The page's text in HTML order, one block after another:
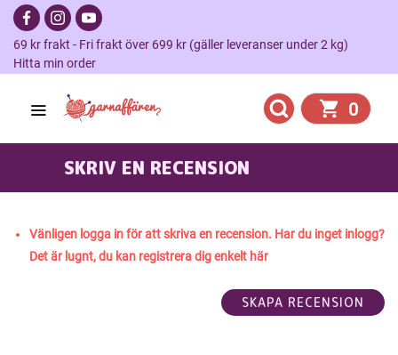
69 kr frakt - Fri frakt över 699 kr (gäller leveranser under 2 kg)
Hitta min order
0
SKRIV EN RECENSION
Vänligen logga in för att skriva en recension. Har du inget inlogg?
Det är lugnt, du kan registrera dig enkelt här